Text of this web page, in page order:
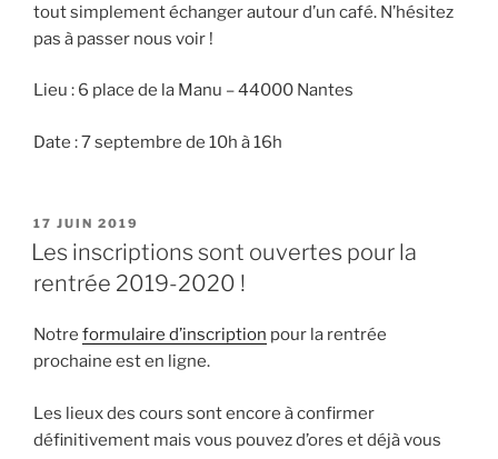
tout simplement échanger autour d’un café. N’hésitez
pas à passer nous voir !
Lieu : 6 place de la Manu – 44000 Nantes
Date : 7 septembre de 10h à 16h
PUBLIÉ
LE
17 JUIN 2019
Les inscriptions sont ouvertes pour la
rentrée 2019-2020 !
Notre formulaire d’inscription pour la rentrée
prochaine est en ligne.
Les lieux des cours sont encore à confirmer
définitivement mais vous pouvez d’ores et déjà vous